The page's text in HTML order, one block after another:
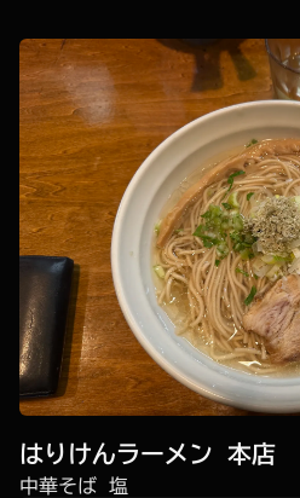
はりけんラーメン 本店
中華そば 塩